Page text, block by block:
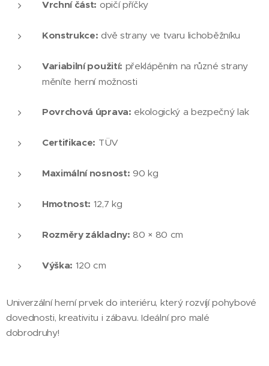
Vrchní část: opičí příčky
Konstrukce: dvě strany ve tvaru lichoběžníku
Variabilní použití: překlápěním na různé strany
měníte herní možnosti
Povrchová úprava: ekologický a bezpečný lak
Certifikace: TÜV
Maximální nosnost: 90 kg
Hmotnost: 12,7 kg
Rozměry základny: 80 × 80 cm
Výška: 120 cm
Univerzální herní prvek do interiéru, který rozvíjí pohybové
dovednosti, kreativitu i zábavu. Ideální pro malé
dobrodruhy!